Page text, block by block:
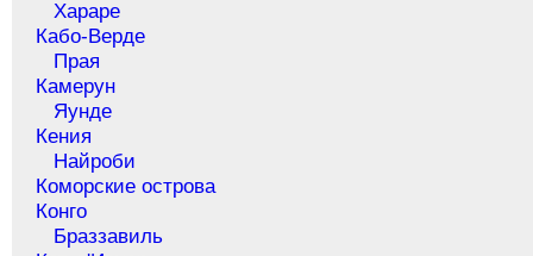
Хараре
Кабо-Верде
Прая
Камерун
Яунде
Кения
Найроби
Коморские острова
Конго
Браззавиль